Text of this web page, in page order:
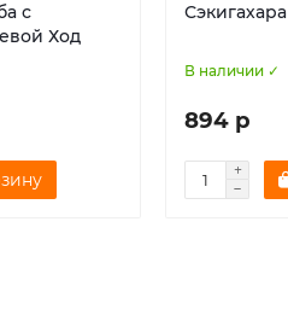
с
Ход
Сэкигахара
В наличии ✓
894 р